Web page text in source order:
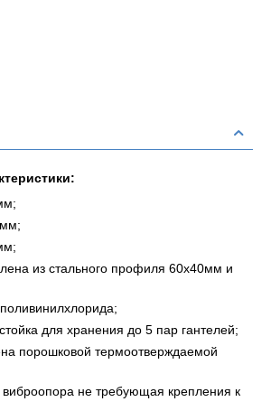
из стального профиля 60х40мм и
для хранения до 5 пар гантелей;
порошковой термоотверждаемой
не требующая крепления к